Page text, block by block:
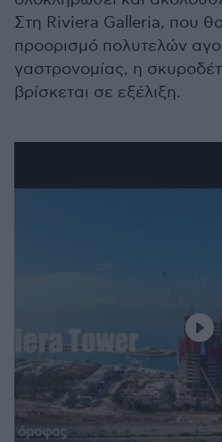
Στη Riviera Galleria, που
προορισμό πολυτελών
γαστρονομίας, η
βρίσκεται σε εξέλιξη.